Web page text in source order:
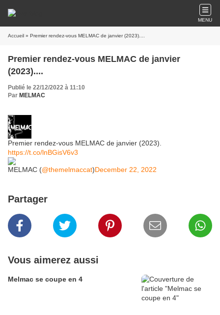
MENU
Accueil » Premier rendez-vous MELMAC de janvier (2023)....
Premier rendez-vous MELMAC de janvier
(2023)....
Publié le 22/12/2022 à 11:10
Par MELMAC
Premier rendez-vous MELMAC de janvier (2023).
https://t.co/lnBGisV6v3
MELMAC (@themelmaccat)December 22, 2022
Partager
Vous aimerez aussi
Melmac se coupe en 4